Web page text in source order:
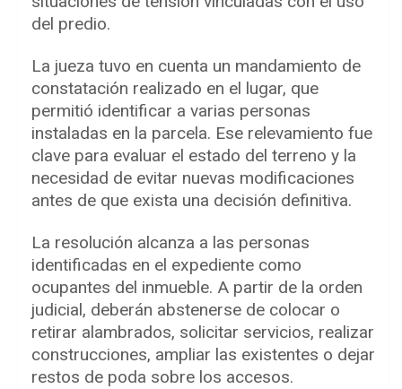
del predio.
La jueza tuvo en cuenta un mandamiento de
constatación realizado en el lugar, que
permitió identificar a varias personas
instaladas en la parcela. Ese relevamiento fue
clave para evaluar el estado del terreno y la
necesidad de evitar nuevas modificaciones
antes de que exista una decisión definitiva.
La resolución alcanza a las personas
identificadas en el expediente como
ocupantes del inmueble. A partir de la orden
judicial, deberán abstenerse de colocar o
retirar alambrados, solicitar servicios, realizar
construcciones, ampliar las existentes o dejar
restos de poda sobre los accesos.